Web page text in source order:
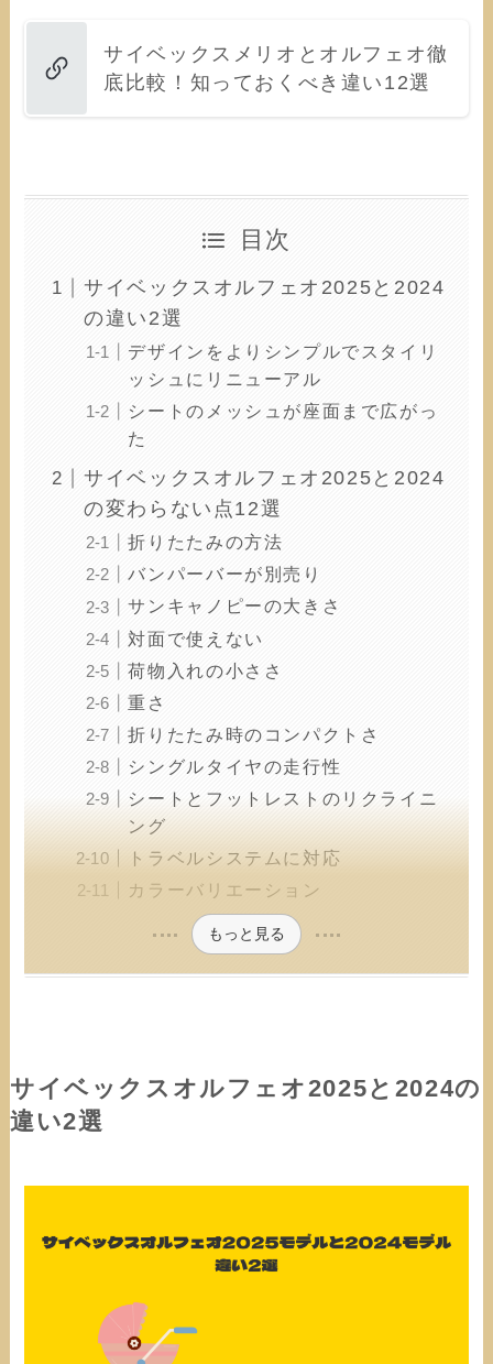
サイベックスメリオとオルフェオ徹
底比較！知っておくべき違い12選
目次
サイベックスオルフェオ2025と2024
の違い2選
デザインをよりシンプルでスタイリ
ッシュにリニューアル
シートのメッシュが座面まで広がっ
た
サイベックスオルフェオ2025と2024
の変わらない点12選
折りたたみの方法
バンパーバーが別売り
サンキャノピーの大きさ
対面で使えない
荷物入れの小ささ
重さ
折りたたみ時のコンパクトさ
シングルタイヤの走行性
シートとフットレストのリクライニ
ング
トラベルシステムに対応
カラーバリエーション
もっと見る
サイベックスオルフェオ2025と2024の
違い2選